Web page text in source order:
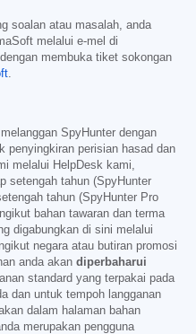
soalan atau masalah, anda
melalui e-mel di
membuka tiket sokongan
.
SpyHunter dengan
penyingkiran perisian hasad dan
melalui HelpDesk kami,
setengah tahun (SpyHunter
tahun (SpyHunter Pro
bahan tawaran dan terma
digabungkan di sini melalui
negara atau butiran promosi
anda akan diperbaharui
standard yang terpakai pada
dan untuk tempoh langganan
dalam halaman bahan
merupakan pengguna